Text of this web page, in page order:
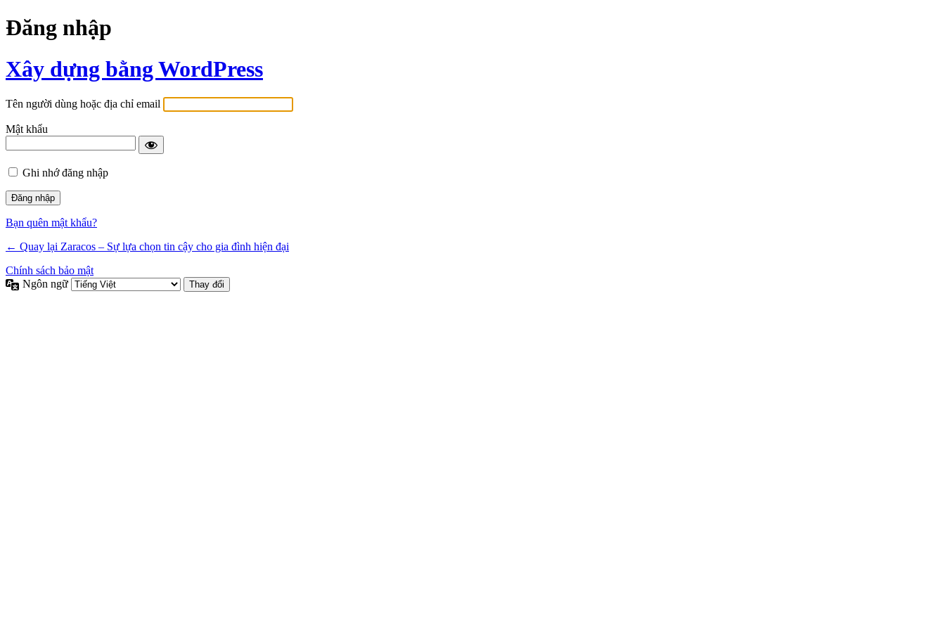
Đăng nhập
Xây dựng bằng WordPress
Tên người dùng hoặc địa chỉ email
Mật khẩu
Ghi nhớ đăng nhập
Bạn quên mật khẩu?
← Quay lại Zaracos – Sự lựa chọn tin cậy cho gia đình hiện đại
Chính sách bảo mật
Ngôn ngữ